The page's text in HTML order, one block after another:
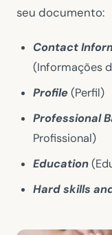
seu documento:
Contact
(Informações
Profile(Perfil)
Professional
Profissional)
Education
Hard skills